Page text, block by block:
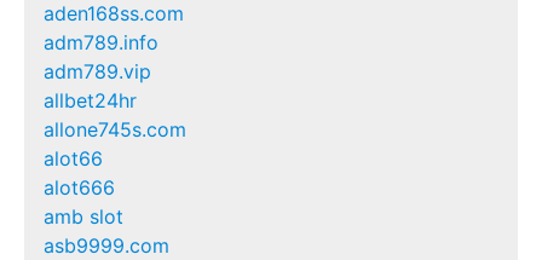
aden168ss.com
adm789.info
adm789.vip
allbet24hr
allone745s.com
alot66
alot666
amb slot
asb9999.com